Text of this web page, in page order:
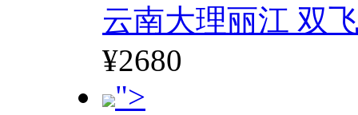
云南大理丽江 双
¥2680
">